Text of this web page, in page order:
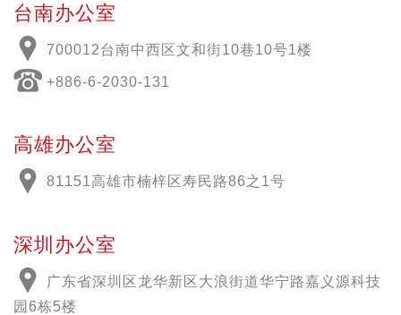
台南办公室
700012台南中西区文和街10巷10号1楼
+886-6-2030-131
高雄办公室
81151高雄市楠梓区寿民路86之1号
深圳办公室
广东省深圳区龙华新区大浪街道华宁路嘉义源科技
园6栋5楼